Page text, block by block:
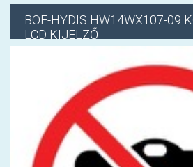
BOE-HYDIS HW14WX107-09
LCD KIJELZŐ